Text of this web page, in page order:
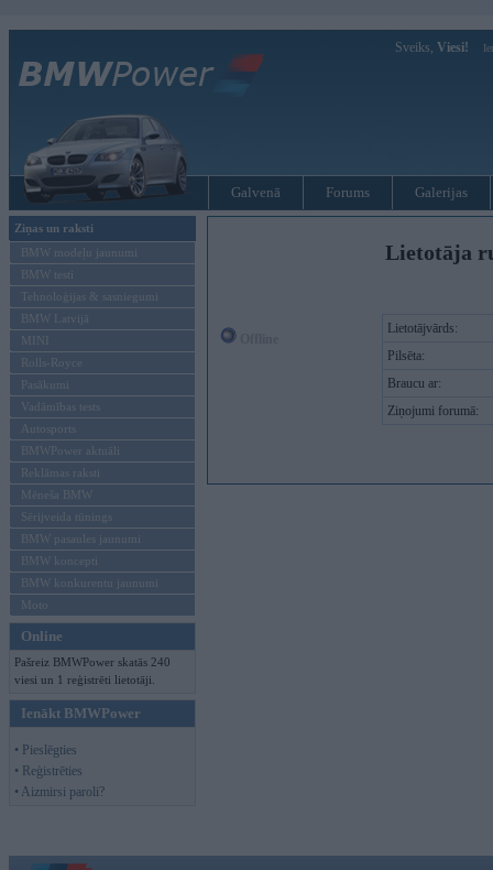
Sveiks, Viesi!
Galvenā Forums Galerijas
Ziņas un raksti
BMW modeļu jaunumi
BMW testi
Tehnoloģijas & sasniegumi
BMW Latvijā
MINI
Rolls-Royce
Pasākumi
Vadāmības tests
Autosports
BMWPower aktuāli
Reklāmas raksti
Mēneša BMW
Sērijveida tūnings
BMW pasaules jaunumi
BMW koncepti
BMW konkurentu jaunumi
Moto
Online
Pašreiz BMWPower skatās 240
viesi un 1 reģistrēti lietotāji.
Ienākt BMWPower
• Pieslēgties
• Reģistrēties
• Aizmirsi paroli?
Lietotāja
Lietotājvārds:
Pilsēta:
Braucu ar:
Ziņojumi forumā: